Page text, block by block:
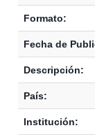
Formato:
Fecha de
Descripción:
País:
Institución: